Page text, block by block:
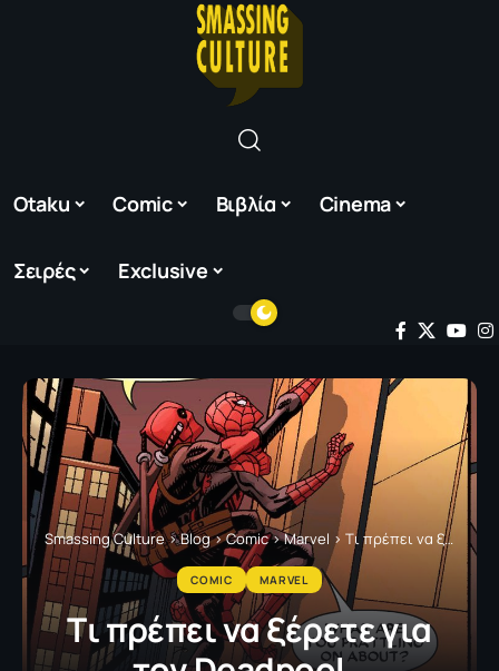
Otaku Comic Βιβλία Cinema
Σειρές Exclusive
Smassing Culture>Blog>Comic>Marvel > Tι πρέπει να ξέρετε για τον Deadpool…
COMIC MARVEL
Tι πρέπει να ξέρετε για